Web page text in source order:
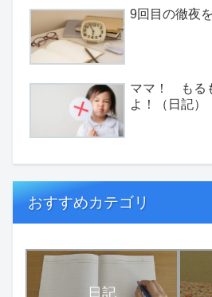
9回目の徹夜
ママ！ もる
よ！（日記）
おすすめカテゴリ
日記